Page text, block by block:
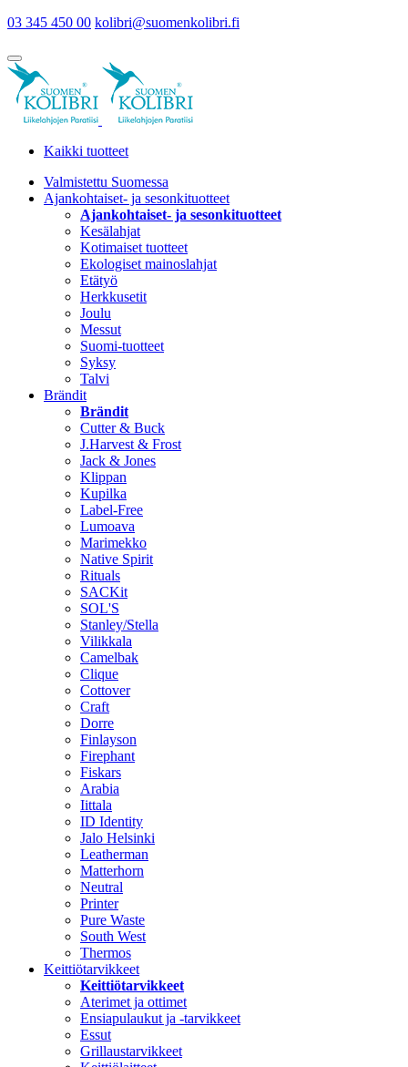
03 345 450 00 kolibri@suomenkolibri.fi
Kaikki tuotteet
Valmistettu Suomessa
Ajankohtaiset- ja sesonkituotteet
Ajankohtaiset- ja sesonkituotteet
Kesälahjat
Kotimaiset tuotteet
Ekologiset mainoslahjat
Etätyö
Herkkusetit
Joulu
Messut
Suomi-tuotteet
Syksy
Talvi
Brändit
Brändit
Cutter & Buck
J.Harvest & Frost
Jack & Jones
Klippan
Kupilka
Label-Free
Lumoava
Marimekko
Native Spirit
Rituals
SACKit
SOL'S
Stanley/Stella
Vilikkala
Camelbak
Clique
Cottover
Craft
Dorre
Finlayson
Firephant
Fiskars
Arabia
Iittala
ID Identity
Jalo Helsinki
Leatherman
Matterhorn
Neutral
Printer
Pure Waste
South West
Thermos
Keittiötarvikkeet
Keittiötarvikkeet
Aterimet ja ottimet
Ensiapulaukut ja -tarvikkeet
Essut
Grillaustarvikkeet